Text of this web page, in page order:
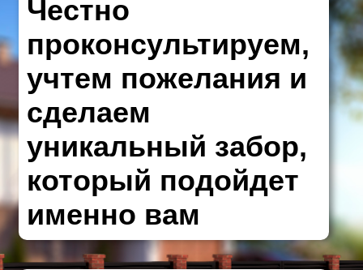
Честно
проконсультируем,
учтем пожелания и
сделаем
уникальный забор,
который подойдет
именно вам